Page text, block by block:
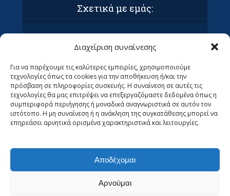
Διαχείριση συναίνεσης
Για να παρέχουμε τις καλύτερες εμπειρίες, χρησιμοποιούμε
τεχνολογίες όπως τα cookies για την αποθήκευση ή/και την
πρόσβαση σε πληροφορίες συσκευής. Η συναίνεση σε αυτές τις
τεχνολογίες θα μας επιτρέψει να επεξεργαζόμαστε δεδομένα όπως η
συμπεριφορά περιήγησης ή μοναδικά αναγνωριστικά σε αυτόν τον
ιστότοπο. Η μη συναίνεση ή η ανάκληση της συγκατάθεσης μπορεί να
επηρεάσει αρνητικά ορισμένα χαρακτηριστικά και λειτουργίες.
Αποδέχομαι
Αρνούμαι
Σχετικά με εμάς:
Πολιτική απορρήτου & συμμόρφωση GDPR
Ανεβάστε το άρθρο σας στα Οράματα (ΜΌΝΟ
ΓΙΑ ΣΥΝΤΆΚΤΕΣ)
Ψάχνουμε Αρθρογράφους